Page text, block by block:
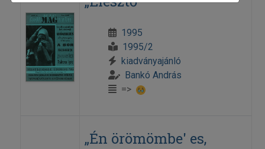
1995
1995/2
kiadványajánló
Bankó András
=>
„Én örömömbe' es,